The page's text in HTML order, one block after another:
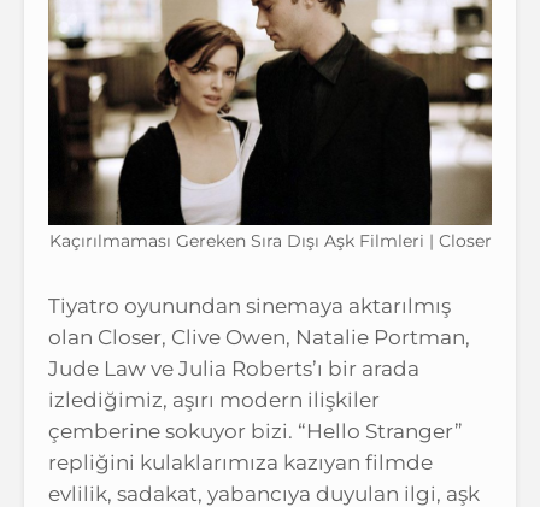
Kaçırılmaması Gereken Sıra Dışı Aşk Filmleri | Closer
Tiyatro oyunundan sinemaya aktarılmış
olan Closer, Clive Owen, Natalie Portman,
Jude Law ve Julia Roberts’ı bir arada
izlediğimiz, aşırı modern ilişkiler
çemberine sokuyor bizi. “Hello Stranger”
repliğini kulaklarımıza kazıyan filmde
evlilik, sadakat, yabancıya duyulan ilgi, aşk